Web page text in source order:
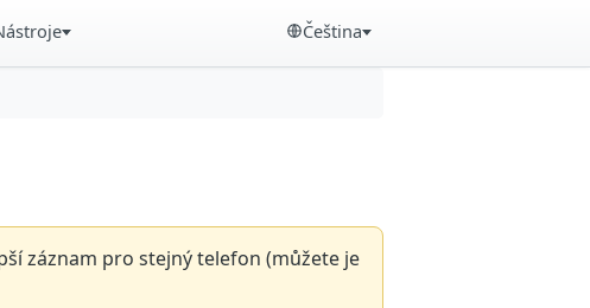
Čeština
záznam pro stejný telefon (můžete je